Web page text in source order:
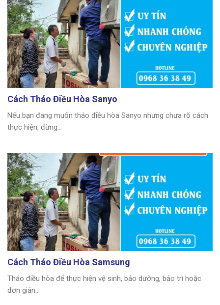
Cách Tháo Điều Hòa Sanyo
Nếu bạn đang muốn tháo điều hòa Sanyo nhưng chưa rõ cách
thực hiện, đừng...
Cách Tháo Điều Hòa Samsung
Tháo điều hòa để thực hiện vệ sinh, bảo dưỡng, bảo trì hoặc
đơn giản...